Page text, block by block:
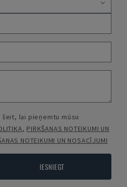
lai pieņemtu mūsu
, PIRKŠANAS NOTEIKUMI UN
NOTEIKUMI UN NOSACĪJUMI
IESNIEGT